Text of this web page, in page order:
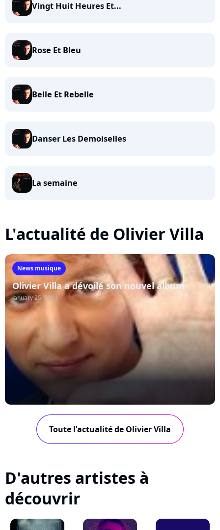
Vingt Huit Heures Et...
Rose Et Bleu
Belle Et Rebelle
Danser Les Demoiselles
La semaine
L'actualité de Olivier Villa
News musique
Olivier Villa a dévoilé son nouvel album
January 25, 2011
Toute l'actualité de Olivier Villa
D'autres artistes à
découvrir